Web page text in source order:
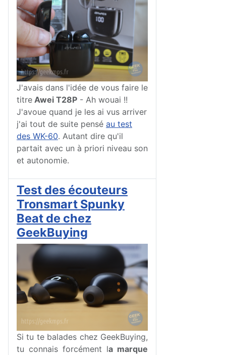
J'avais dans l'idée de vous faire le
titre Awei T28P - Ah wouai !!
J'avoue quand je les ai vus arriver
j'ai tout de suite pensé au test
des WK-60. Autant dire qu'il
partait avec un à priori niveau son
et autonomie.
Test des écouteurs
Tronsmart Spunky
Beat de chez
GeekBuying
Si tu te balades chez GeekBuying,
tu connais forcément la marque